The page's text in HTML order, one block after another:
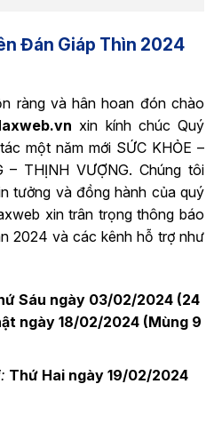
Đán Giáp Thìn 2024
ràng và hân hoan đón chào
xin kính chúc Quý
một năm mới SỨC KHỎE –
THỊNH VƯỢNG. Chúng tôi
tưởng và đồng hành của quý
xin trân trọng thông báo
2024 và các kênh hỗ trợ như
Sáu ngày 03/02/2024 (24
ngày 18/02/2024 (Mùng 9
Thứ Hai ngày 19/02/2024